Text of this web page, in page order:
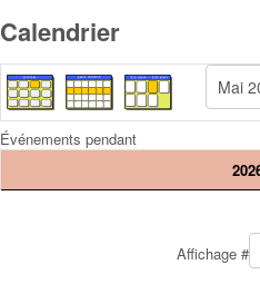
Calendrier
Événements pendant
Affichage #